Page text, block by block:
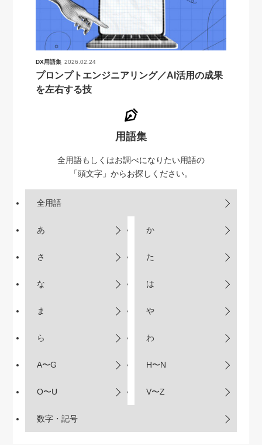
DX用語集 2026.02.24
プロンプトエンジニアリング／AI活用の成果
を左右する技
用語集
全用語もしくはお調べになりたい用語の
「頭文字」からお探しください。
全用語
あ か
さ た
な は
ま や
ら わ
A〜G H〜N
O〜U V〜Z
数字・記号